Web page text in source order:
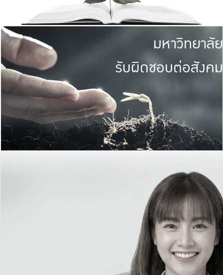
มหาวิทยาลัย
รับผิดชอบต่อสังคม